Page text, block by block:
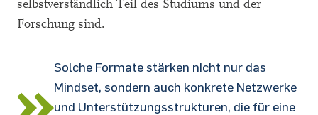
selbstverständlich Teil des Studiums und der
Forschung sind.
Solche Formate stärken nicht nur das
Mindset, sondern auch konkrete Netzwerke
und Unterstützungsstrukturen, die für eine